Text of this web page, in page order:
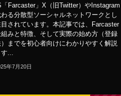
Farcaster」X（旧Twitter）やInstagram
わる分散型ソーシャルネットワークとし
されています。本記事では、Farcaster
みと特徴、そして実際の始め方（登録
までを初心者向けにわかりやすく解説
...
年7月20日